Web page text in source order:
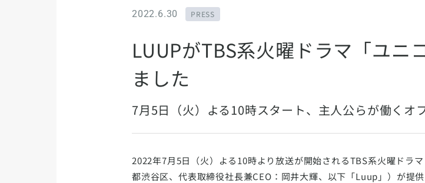
2022.6.30 PRESS
LUUPがTBS系火曜ドラマ「ユニ
ました
7月5日（火）よる10時スタート、主人公らが働くオ
2022年7月5日（火）よる10時より放送が開始されるTBS系火曜ドラ
都渋谷区、代表取締役社長兼CEO：岡井大輝、以下「Luup」）が提